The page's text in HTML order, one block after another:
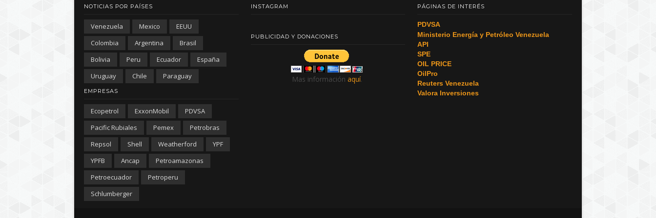
NOTICIAS POR PAÍSES
Venezuela Mexico
EEUU
Colombia
Argentina
Brasil
Bolivia
Peru Ecuador
España
Uruguay
Chile Paraguay
EMPRESAS
Ecopetrol ExxonMobil
PDVSA
Pacific Rubiales
Pemex
Petrobras
Repsol
Shell Weatherford
YPF
YPFB
Ancap
Petroamazonas
Petroecuador
Petroperu
Schlumberger
INSTAGRAM
PUBLICIDAD Y DONACIONES
Mas información aquí.
PÁGINAS DE INTERÉS
PDVSA
Ministerio Energía y Petróleo Venezuela
API
SPE
OIL PRICE
OilPro
Reuters Venezuela
Valora Inversiones